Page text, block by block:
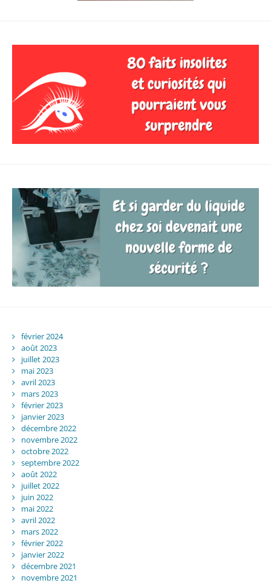
février 2024
août 2023
juillet 2023
mai 2023
avril 2023
mars 2023
février 2023
janvier 2023
décembre 2022
novembre 2022
octobre 2022
septembre 2022
août 2022
juillet 2022
juin 2022
mai 2022
avril 2022
mars 2022
février 2022
janvier 2022
décembre 2021
novembre 2021